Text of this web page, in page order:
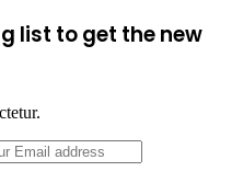
list to get the new